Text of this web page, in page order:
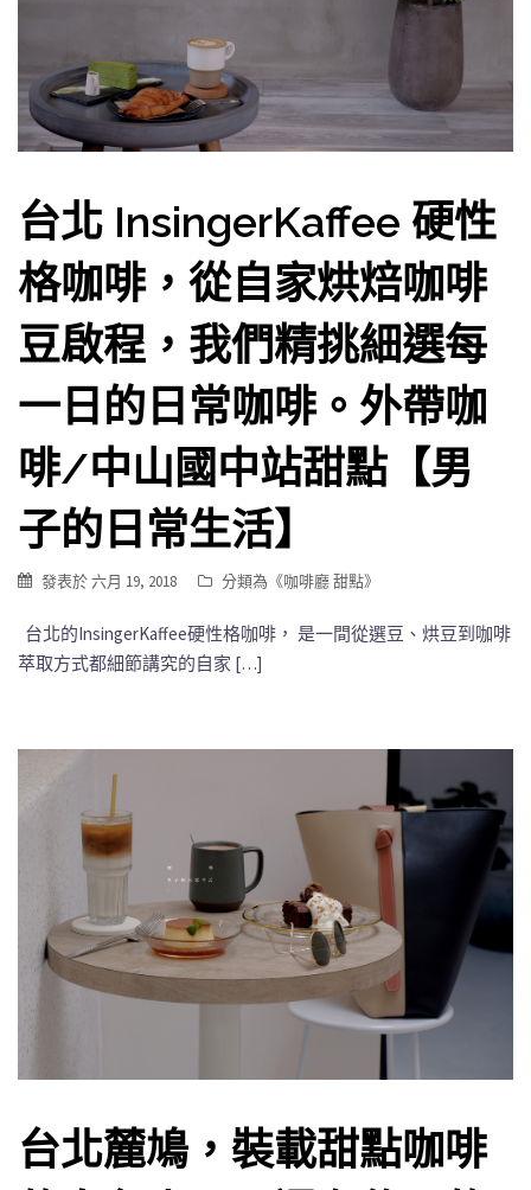
台北 InsingerKaffee 硬性
格咖啡，從自家烘焙咖啡
豆啟程，我們精挑細選每
一日的日常咖啡。外帶咖
啡/中山國中站甜點【男
子的日常生活】
發表於六月 19, 2018 分類為《咖啡廳 甜點》
台北的InsingerKaffee硬性格咖啡， 是一間從選豆、烘豆到咖啡
萃取方式都細節講究的自家 […]
台北麓鳩，裝載甜點咖啡